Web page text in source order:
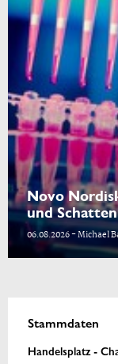
Novo
und Schatten
06.08.2026 - Michael
Stammdaten
Handelsplatz -